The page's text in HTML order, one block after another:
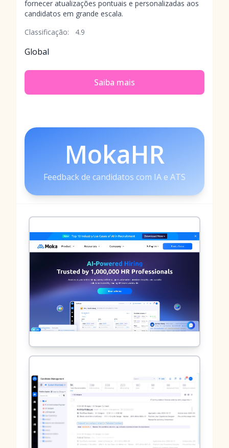
fornecer atualizações pontuais e personalizadas aos
candidatos em grande escala.
Classificação:
4.9
Global
Saiba mais
MokaHR
Feedback de candidatos com IA e ATS